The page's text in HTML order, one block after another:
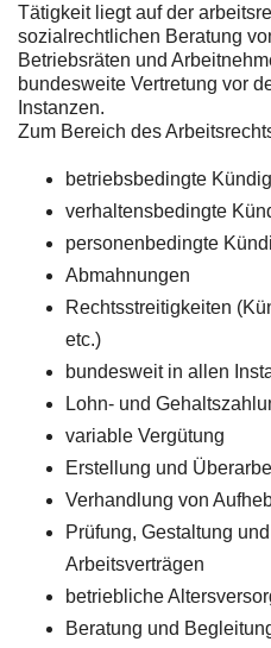
Tätigkeit liegt auf der
sozialrechtlichen Beratung
Betriebsräten und
bundesweite Vertretung vor
Instanzen.
Zum Bereich des
betriebsbedingte
verhaltensbedingte
personenbedingte
Abmahnungen
Rechtsstreitigkeiten
etc.)
bundesweit in allen
Lohn- und
variable Vergütung
Erstellung und
Verhandlung von
Prüfung, Gestaltung
Arbeitsverträgen
betriebliche
Beratung und